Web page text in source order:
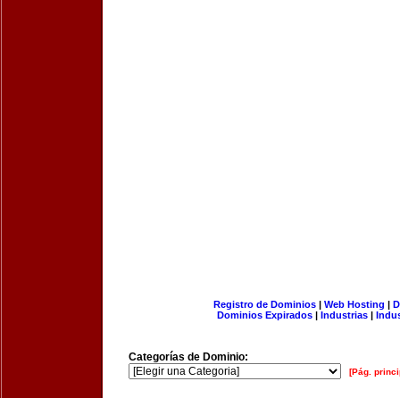
Registro de Dominios| Web Hosting |
Dominios Expirados | Industrias |
Categorías de Dominio:
[Pág.